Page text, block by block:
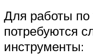
Для работы по
потребуются
инструменты: